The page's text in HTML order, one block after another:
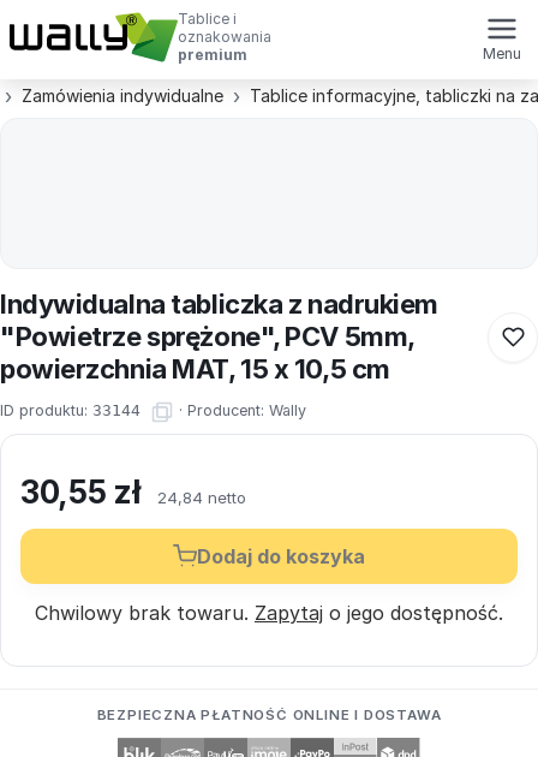
Tablice i
oznakowania
premium
Menu
Zamówienia indywidualne Tablice informacyjne, tabliczki na
Indywidualna tabliczka z nadrukiem
"Powietrze sprężone", PCV 5mm,
powierzchnia MAT, 15 x 10,5 cm
ID produktu: 33144 · Producent: Wally
30,55 zł 24,84 netto
Dodaj do koszyka
Chwilowy brak towaru. Zapytaj o jego dostępność.
BEZPIECZNA PŁATNOŚĆ ONLINE I DOSTAWA